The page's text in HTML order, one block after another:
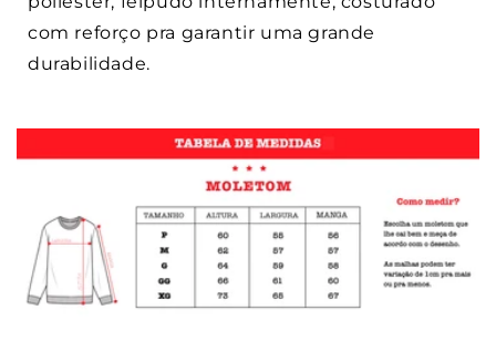
com reforço pra garantir uma grande
durabilidade.